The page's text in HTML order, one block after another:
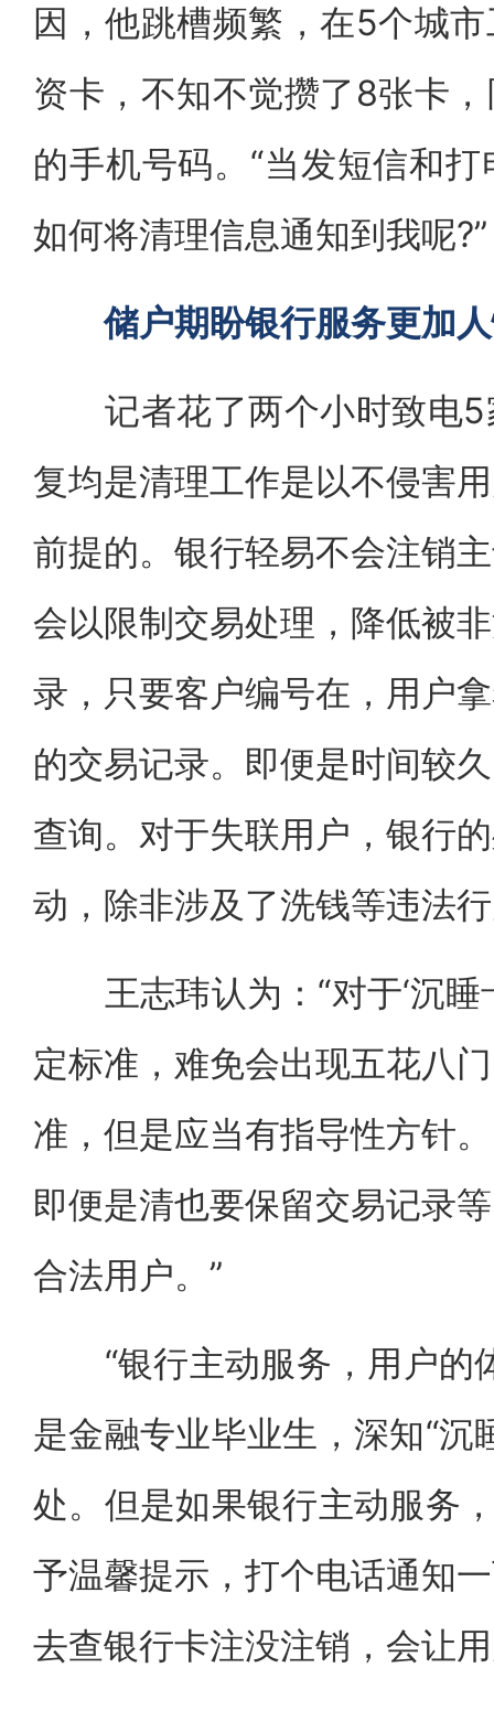
因，他跳槽频繁，在5个城
资卡，不知不觉攒了8张卡
的手机号码。“当发短信和
如何将清理信息通知到我呢?”
储户期盼银行服务更加
记者花了两个小时致电5
复均是清理工作是以不侵害
前提的。银行轻易不会注销
会以限制交易处理，降低被
录，只要客户编号在，用户
的交易记录。即便是时间较
查询。对于失联用户，银行
动，除非涉及了洗钱等违法
王志玮认为：“对于‘沉睡
定标准，难免会出现五花八
准，但是应当有指导性方针
即便是清也要保留交易记录
合法用户。”
“银行主动服务，用户的
是金融专业毕业生，深知“沉
处。但是如果银行主动服务
予温馨提示，打个电话通知
去查银行卡注没注销，会让